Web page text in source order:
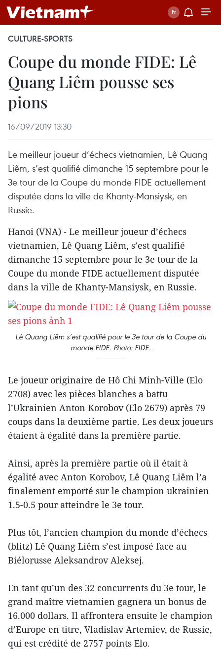
CULTURE-SPORTS
Coupe du monde FIDE: Lê
Quang Liêm pousse ses
pions
16/09/2019 13:30
Le meilleur joueur d’échecs vietnamien, Lê Quang
Liêm, s’est qualifié dimanche 15 septembre pour le
3e tour de la Coupe du monde FIDE actuellement
disputée dans la ville de Khanty-Mansiysk, en
Russie.
Hanoi (VNA) - Le meilleur joueur d’échecs
vietnamien, Lê Quang Liêm, s’est qualifié
dimanche 15 septembre pour le 3e tour de la
Coupe du monde FIDE actuellement disputée
dans la ville de Khanty-Mansiysk, en Russie.
Lê Quang Liêm s’est qualifié pour le 3e tour de la Coupe du
monde FIDE. Photo: FIDE.
Le joueur originaire de Hô Chi Minh-Ville (Elo
2708) avec les pièces blanches a battu
l’Ukrainien Anton Korobov (Elo 2679) après 79
coups dans la deuxième partie. Les deux joueurs
étaient à égalité dans la première partie.
Ainsi, après la première partie où il était à
égalité avec Anton Korobov, Lê Quang Liêm l’a
finalement emporté sur le champion ukrainien
1.5-0.5 pour atteindre le 3e tour.
Plus tôt, l’ancien champion du monde d’échecs
(blitz) Lê Quang Liêm s’est imposé face au
Biélorusse Aleksandrov Aleksej.
En tant qu’un des 32 concurrents du 3e tour, le
grand maître vietnamien gagnera un bonus de
16.000 dollars. Il affrontera ensuite le champion
d’Europe en titre, Vladislav Artemiev, de Russie,
qui est crédité de 2757 points Elo.